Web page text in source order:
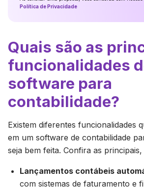
Política de Privacidade
Quais são as
funcionalidades
software para
contabilidade?
Existem diferentes funcionalidades
em um software de contabilidade
seja bem feita. Confira as principais,
Lançamentos contábeis
com sistemas de faturamento e